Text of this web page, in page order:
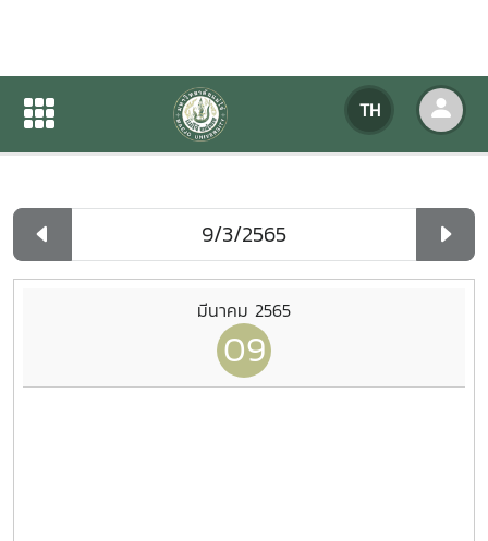
TH
ปฏิทินกิจกรรมของหน่วยงาน
ปฏิทินกิจกรรมของหน่วยงาน
มีนาคม 2565
09